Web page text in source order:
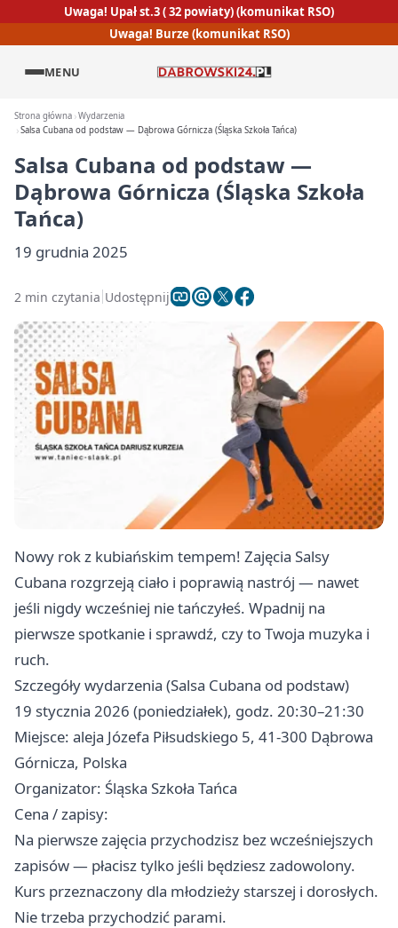
Uwaga! Upał st.3 ( 32 powiaty) (komunikat RSO)
Uwaga! Burze (komunikat RSO)
MENU
Strona główna Wydarzenia
Salsa Cubana od podstaw — Dąbrowa Górnicza (Śląska Szkoła Tańca)
Salsa Cubana od podstaw —
Dąbrowa Górnicza (Śląska Szkoła
Tańca)
19 grudnia 2025
2 min czytania Udostępnij
Nowy rok z kubiańskim tempem! Zajęcia Salsy
Cubana rozgrzeją ciało i poprawią nastrój — nawet
jeśli nigdy wcześniej nie tańczyłeś. Wpadnij na
pierwsze spotkanie i sprawdź, czy to Twoja muzyka i
ruch.
Szczegóły wydarzenia (Salsa Cubana od podstaw)
19 stycznia 2026 (poniedziałek), godz. 20:30–21:30
Miejsce: aleja Józefa Piłsudskiego 5, 41-300 Dąbrowa
Górnicza, Polska
Organizator: Śląska Szkoła Tańca
Cena / zapisy:
Na pierwsze zajęcia przychodzisz bez wcześniejszych
zapisów — płacisz tylko jeśli będziesz zadowolony.
Kurs przeznaczony dla młodzieży starszej i dorosłych.
Nie trzeba przychodzić parami.